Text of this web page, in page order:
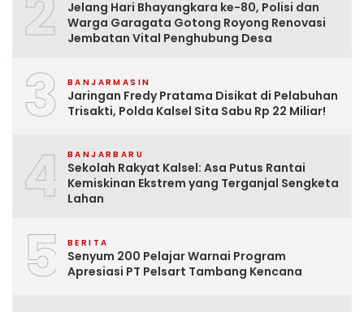
2
Jelang Hari Bhayangkara ke-80, Polisi dan
Warga Garagata Gotong Royong Renovasi
Jembatan Vital Penghubung Desa
3 BANJARMASIN
Jaringan Fredy Pratama Disikat di Pelabuhan
Trisakti, Polda Kalsel Sita Sabu Rp 22 Miliar!
4 BANJARBARU
Sekolah Rakyat Kalsel: Asa Putus Rantai
Kemiskinan Ekstrem yang Terganjal Sengketa
Lahan
5 BERITA
Senyum 200 Pelajar Warnai Program
Apresiasi PT Pelsart Tambang Kencana